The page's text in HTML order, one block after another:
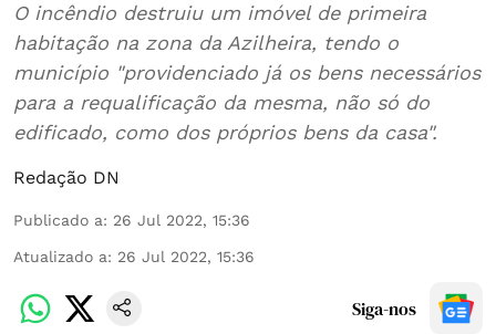
O incêndio destruiu um imóvel de primeira
habitação na zona da Azilheira, tendo o
município "providenciado já os bens necessários
para a requalificação da mesma, não só do
edificado, como dos próprios bens da casa".
Redação DN
Publicado a: 26 Jul 2022, 15:36
Atualizado a: 26 Jul 2022, 15:36
Siga-nos